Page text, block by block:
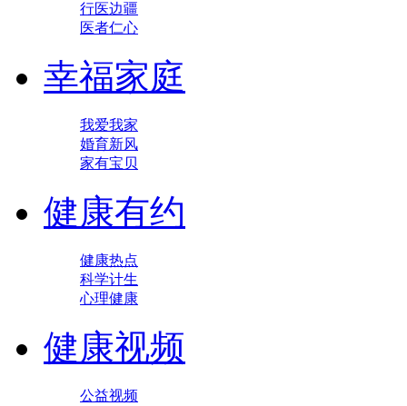
行医边疆
医者仁心
幸福家庭
我爱我家
婚育新风
家有宝贝
健康有约
健康热点
科学计生
心理健康
健康视频
公益视频